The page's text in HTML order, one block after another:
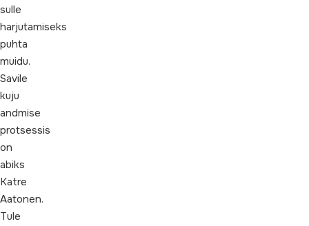
sulle
harjutamiseks
puhta
muidu.
Savile
kuju
andmise
protsessis
on
abiks
Katre
Aatonen.
Tule